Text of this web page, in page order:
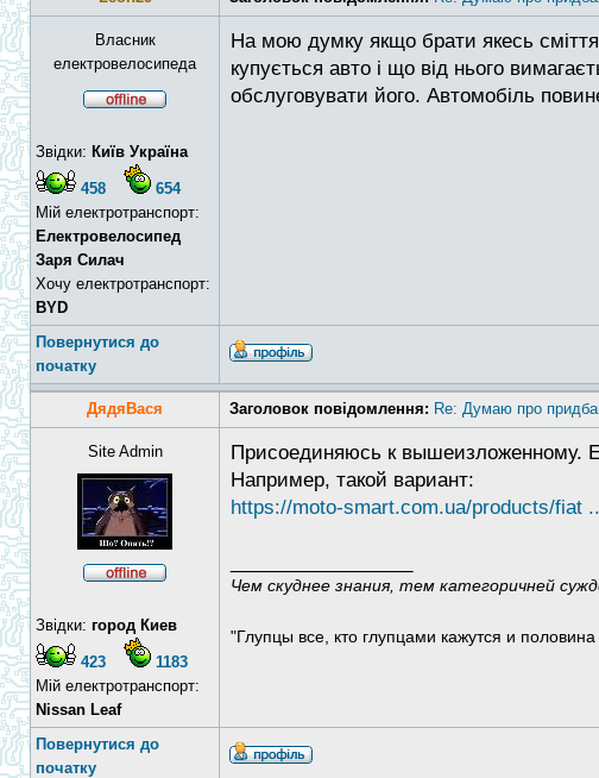
Власник
електровелосипеда
Звідки: Київ Україна
458
654
Мій електротранспорт:
Електровелосипед
Заря Силач
Хочу електротранспорт:
BYD
На мою думку якщо брати якесь
купується авто і що від нього
обслуговувати його. Автомобіль
Повернутися до
початку
ДядяВася Заголовок повідомлення: Re: Думаю про
Site Admin
Звідки: город Киев
423
1183
Мій електротранспорт:
Nissan Leaf
Присоединяюсь к вышеизложенному.
Например, такой вариант:
https://moto-smart.com.ua/products/fiat
Чем скуднее знания, тем категоричней
"Глупцы все, кто глупцами кажутся и половина
Повернутися до
початку